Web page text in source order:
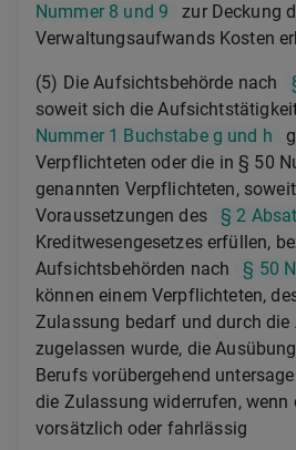
Nummer 8 und 9
zur Deckung
Verwaltungsaufwands Kosten
(5) Die Aufsichtsbehörde nach
soweit sich die
Nummer 1 Buchstabe g und h
Verpflichteten oder die in § 50
genannten Verpflichteten,
Voraussetzungen des
§ 2
Kreditwesengesetzes erfüllen,
Aufsichtsbehörden nach
§ 50
können einem Verpflichteten,
Zulassung bedarf und durch
zugelassen wurde, die
Berufs vorübergehend
die Zulassung widerrufen, wenn
vorsätzlich oder fahrlässig